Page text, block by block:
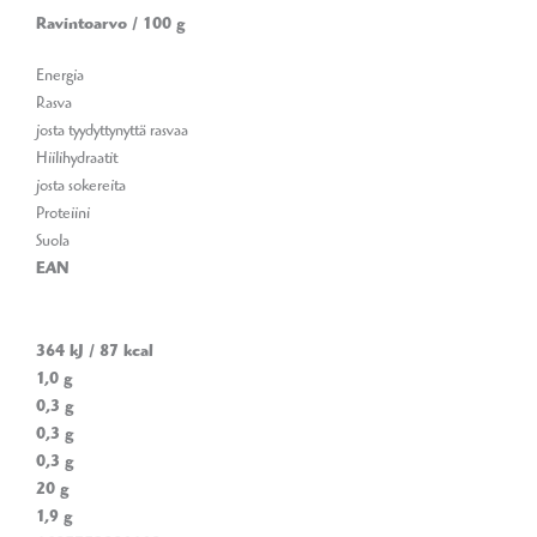
Ravintoarvo / 100 g
Energia
Rasva
josta tyydyttynyttä rasvaa
Hiilihydraatit
josta sokereita
Proteiini
Suola
EAN
364 kJ / 87 kcal
1,0 g
0,3 g
0,3 g
0,3 g
20 g
1,9 g